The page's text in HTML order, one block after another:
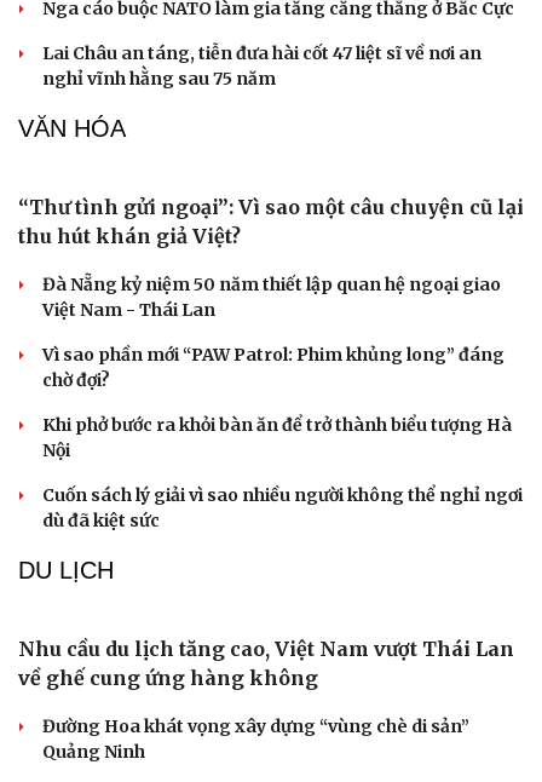
Pakistan khẳng định Hiệp định Mecca “hoàn
toàn mang tính phòng thủ”
Ấn Độ xác nhận đàm phán với Pháp về máy bay chiến
Indonesia trở thành quốc gia Đông Nam Á đầu tiên tự
đóng tàu ngầm
Nga cáo buộc NATO làm gia tăng căng thẳng ở Bắc Cực
Lai Châu an táng, tiễn đưa hài cốt 47 liệt sĩ về nơi an
VĂN HÓA
“Thư tình gửi ngoại”: Vì sao một câu chuyện cũ lại
thu hút khán giả Việt?
Việt Nam - Thái Lan
chờ đợi?
Khi phở bước ra khỏi bàn ăn để trở thành biểu tượng Hà
Cuốn sách lý giải vì sao nhiều người không thể nghỉ ngơi